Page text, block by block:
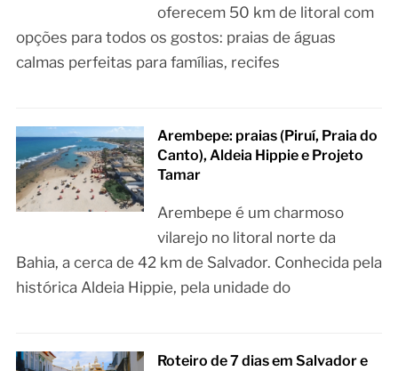
oferecem 50 km de litoral com
opções para todos os gostos: praias de águas
calmas perfeitas para famílias, recifes
Arembepe: praias (Piruí, Praia do
Canto), Aldeia Hippie e Projeto
Tamar
Arembepe é um charmoso
vilarejo no litoral norte da
Bahia, a cerca de 42 km de Salvador. Conhecida pela
histórica Aldeia Hippie, pela unidade do
Roteiro de 7 dias em Salvador e